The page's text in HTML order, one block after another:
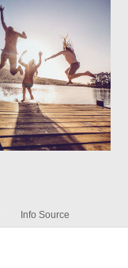
Info Source